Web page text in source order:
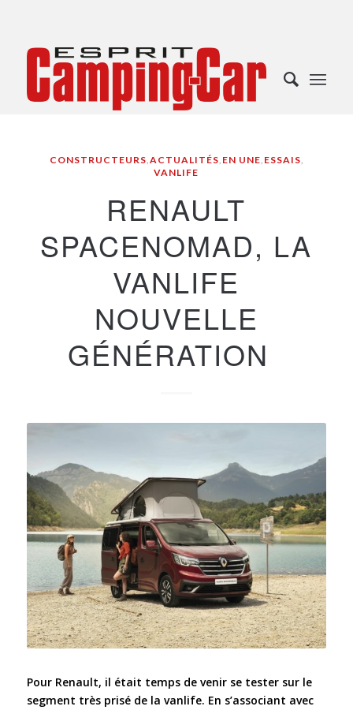
CONSTRUCTEURS,ACTUALITÉS, EN UNE, ESSAIS,
VANLIFE
RENAULT
SPACENOMAD, LA
VANLIFE
NOUVELLE
GÉNÉRATION
Pour Renault, il était temps de venir se tester sur le
segment très prisé de la vanlife. En s’associant avec